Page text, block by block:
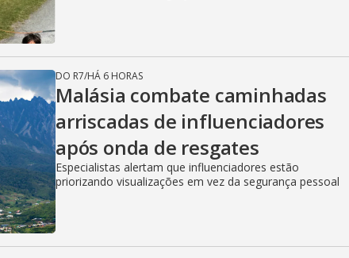
DO R7/HÁ 6 HORAS
Malásia combate caminhadas
arriscadas de influenciadores
após onda de resgates
Especialistas alertam que influenciadores estão
priorizando visualizações em vez da segurança pessoal